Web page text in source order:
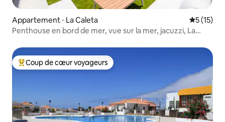
Appartement ⋅ La Caleta
5 (15)
Penthouse en bord de mer, vue sur la mer, jacuzzi, La
Coups de cœur voyageurs les plus appréciés
Coup de cœur voyageurs